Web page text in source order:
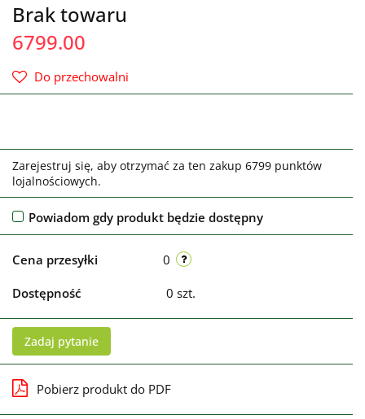
Brak towaru
6799.00
Do przechowalni
Zarejestruj się, aby otrzymać za ten zakup 6799 punktów
lojalnościowych.
Powiadom gdy produkt będzie dostępny
Cena przesyłki 0
Dostępność 0 szt.
Zadaj pytanie
Pobierz produkt do PDF